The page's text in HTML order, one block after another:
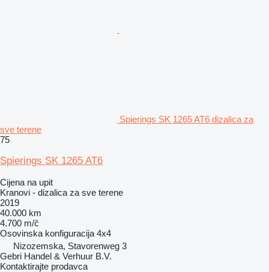
Spierings SK 1265 AT6 dizalica za
sve terene
75
Spierings SK 1265 AT6
Cijena na upit
Kranovi - dizalica za sve terene
2019
40.000 km
4.700 m/č
Osovinska konfiguracija 4x4
Nizozemska, Stavorenweg 3
Gebri Handel & Verhuur B.V.
Kontaktirajte prodavca